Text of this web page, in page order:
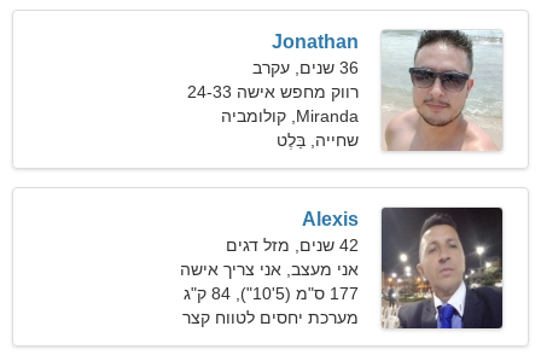
Jonathan
36 שנים, עקרב
רווק מחפש אישה 24-33
Miranda, קולומביה
שחייה, בַּלֶט
Alexis
42 שנים, מזל דגים
אני מעצב, אני צריך אישה
נחמדה
177 ס"מ (5'10"), 84 ק"ג
(185 פאונד)
מערכת יחסים לטווח קצר